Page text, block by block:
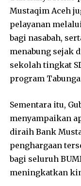
Mustaqim Aceh
pelayanan
bagi nasabah,
menabung sejak
sekolah tingkat
program
Sementara itu,
menyampaikan
diraih Bank
penghargaan
bagi seluruh
meningkatkan